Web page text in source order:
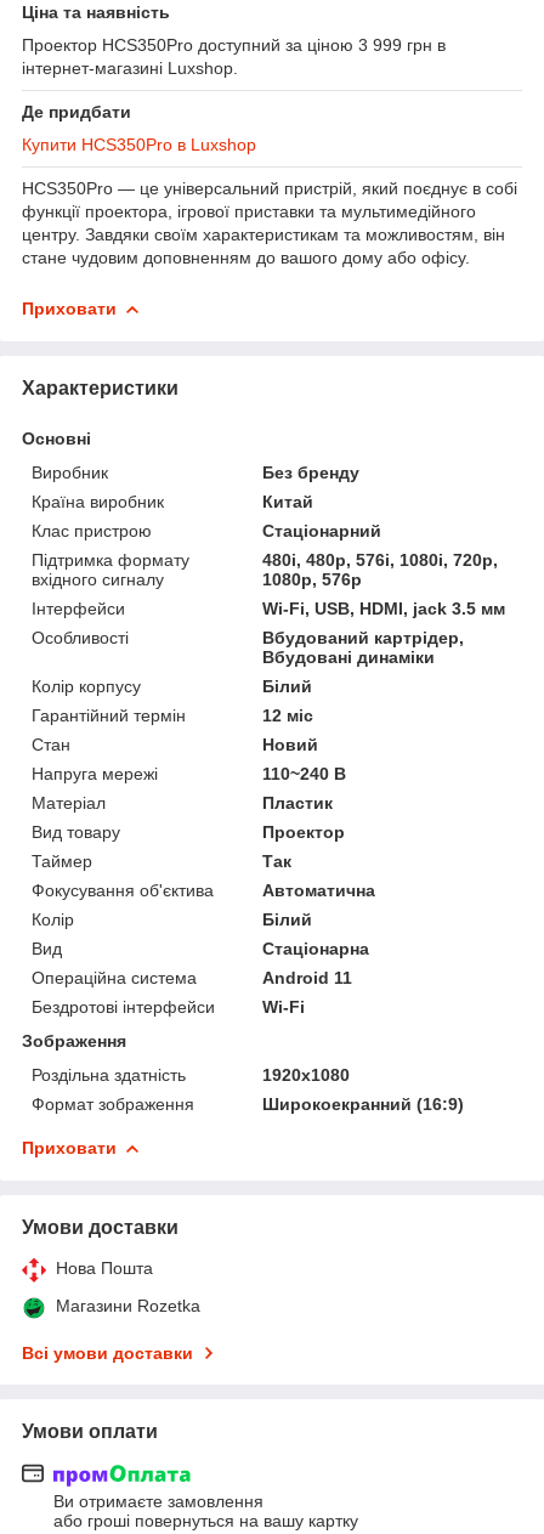
Ціна та наявність
Проектор HCS350Pro доступний за ціною 3 999 грн в
інтернет-магазині Luxshop.
Де придбати
Купити HCS350Pro в Luxshop
HCS350Pro — це універсальний пристрій, який поєднує в собі
функції проектора, ігрової приставки та мультимедійного
центру. Завдяки своїм характеристикам та можливостям, він
стане чудовим доповненням до вашого дому або офісу.
Приховати
Характеристики
Основні
Виробник
Без бренду
Країна виробник
Китай
Клас пристрою
Стаціонарний
Підтримка формату
вхідного сигналу
480i, 480p, 576i, 1080i, 720p,
1080p, 576p
Інтерфейси
Wi-Fi, USB, HDMI, jack 3.5 мм
Особливості
Вбудований картрідер,
Вбудовані динаміки
Колір корпусу
Білий
Гарантійний термін
12 міс
Стан
Новий
Напруга мережі
110~240 В
Матеріал
Пластик
Вид товару
Проектор
Таймер
Так
Фокусування об'єктива
Автоматична
Колір
Білий
Вид
Стаціонарна
Операційна система
Android 11
Бездротові інтерфейси
Wi-Fi
Зображення
Роздільна здатність
1920x1080
Формат зображення
Широкоекранний (16:9)
Приховати
Умови доставки
Нова Пошта
Магазини Rozetka
Всі умови доставки
Умови оплати
Ви отримаєте замовлення
або гроші повернуться на вашу картку